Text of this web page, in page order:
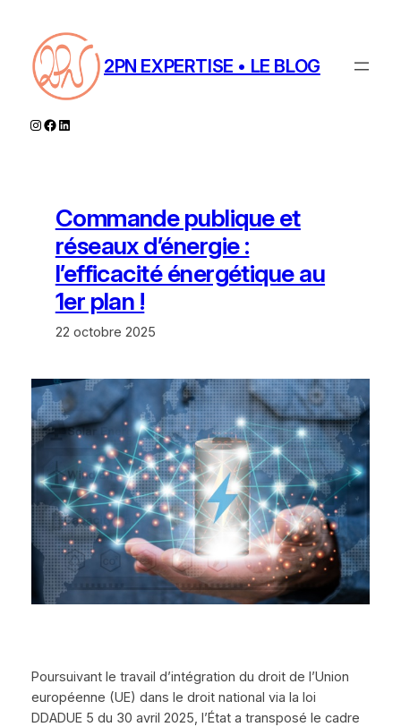
contenu
2PN EXPERTISE • LE BLOG
Instagram
Facebook
LinkedIn
Commande publique et
réseaux d’énergie :
l’efficacité énergétique au
1er plan !
22 octobre 2025
Poursuivant le travail d’intégration du droit de l’Union
européenne (UE) dans le droit national via la loi
DDADUE 5 du 30 avril 2025, l’État a transposé le cadre